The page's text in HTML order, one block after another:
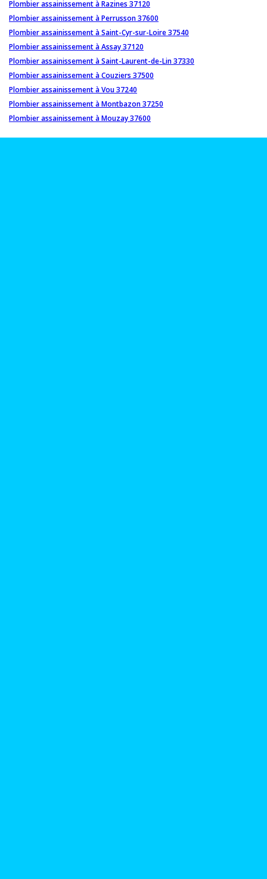
Plombier assainissement à Razines 37120
Plombier assainissement à Perrusson 37600
Plombier assainissement à Saint-Cyr-sur-Loire 37540
Plombier assainissement à Assay 37120
Plombier assainissement à Saint-Laurent-de-Lin 37330
Plombier assainissement à Couziers 37500
Plombier assainissement à Vou 37240
Plombier assainissement à Montbazon 37250
Plombier assainissement à Mouzay 37600